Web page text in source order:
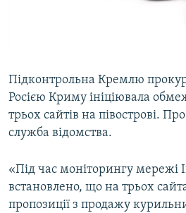
ІНФОГРАФІКА
ДОЛУЧАЙСЯ!
Підконтрольна Кремлю
Росією Криму ініціювала
трьох сайтів на півострові.
служба відомства.
«Під час моніторингу мережі
встановлено, що на трьох
пропозиції з продажу